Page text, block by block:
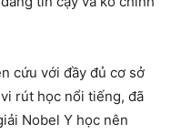
cứu với đầy đủ cơ sở
rút học nổi tiếng, đã
Nobel Y học nên